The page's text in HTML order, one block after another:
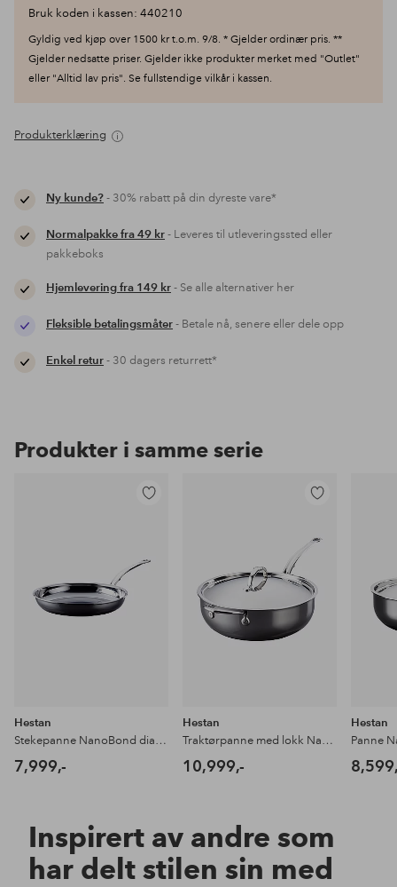
Bruk koden i kassen: 440210
Gyldig ved kjøp over 1500 kr t.o.m. 9/8. * Gjelder ordinær pris. **
Gjelder nedsatte priser. Gjelder ikke produkter merket med "Outlet"
eller "Alltid lav pris". Se fullstendige vilkår i kassen.
Produkterklæring
Ny kunde?- 30% rabatt på din dyreste vare*
Normalpakke fra 49 kr- Leveres til utleveringssted eller
pakkeboks
Hjemlevering fra 149 kr- Se alle alternativer her
Fleksible betalingsmåter- Betale nå, senere eller dele opp
Enkel retur- 30 dagers returrett*
Produkter i samme serie
Hestan
Stekepanne NanoBond diameter 28 cm
7,999,-
favoritter
Hestan
Traktørpanne med lokk NanoBond 28 cm / 4,7 liter
10,999,-
Hestan
Inspirert av andre som
har delt stilen sin med